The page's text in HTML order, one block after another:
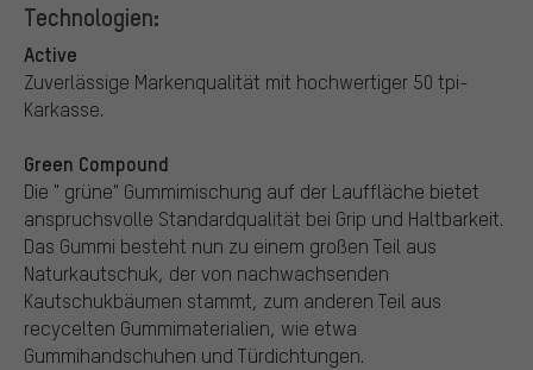
Technologien:
Active
Zuverlässige Markenqualität mit hochwertiger 50 tpi-
Karkasse.
Green Compound
Die " grüne" Gummimischung auf der Lauffläche bietet
anspruchsvolle Standardqualität bei Grip und Haltbarkeit.
Das Gummi besteht nun zu einem großen Teil aus
Naturkautschuk, der von nachwachsenden
Kautschukbäumen stammt, zum anderen Teil aus
recycelten Gummimaterialien, wie etwa
Gummihandschuhen und Türdichtungen.